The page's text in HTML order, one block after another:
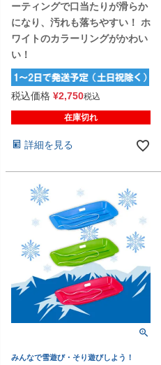
ーティングで口当たりが滑らか
になり、汚れも落ちやすい！ ホ
ワイトのカラーリングがかわい
い！
税込価格 ¥2,750税込
在庫切れ
詳細を見る
みんなで雪遊び・そり遊びしよう！